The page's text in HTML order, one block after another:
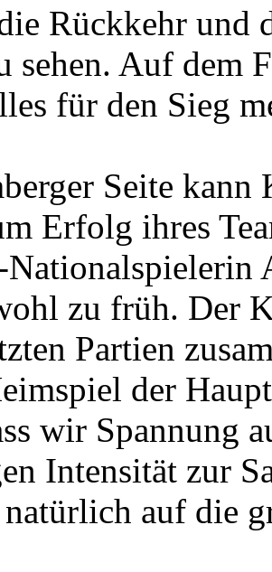
Rückkehr und
sehen. Auf dem
für den Sieg
Seite
Erfolg ihres
Nationalspielerin
zu früh. Der
Partien
der
wir Spannung
Intensität zur
auf die